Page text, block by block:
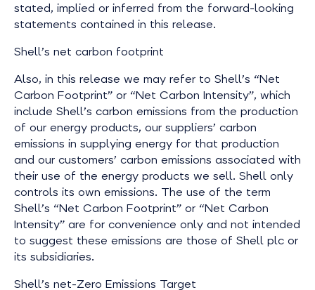
stated, implied or inferred from the forward-looking
statements contained in this release.
Shell’s net carbon footprint
Also, in this release we may refer to Shell’s “Net
Carbon Footprint” or “Net Carbon Intensity”, which
include Shell’s carbon emissions from the production
of our energy products, our suppliers’ carbon
emissions in supplying energy for that production
and our customers’ carbon emissions associated with
their use of the energy products we sell. Shell only
controls its own emissions. The use of the term
Shell’s “Net Carbon Footprint” or “Net Carbon
Intensity” are for convenience only and not intended
to suggest these emissions are those of Shell plc or
its subsidiaries.
Shell’s net-Zero Emissions Target